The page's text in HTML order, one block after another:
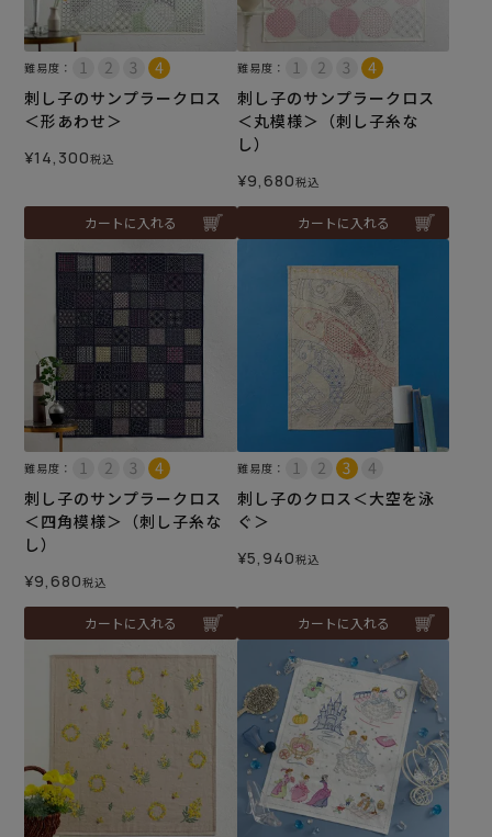
難易度：
刺し子のサンプラークロス
＜形あわせ＞
¥14,300税込
カートに入れる
難易度：
刺し子のサンプラークロス
＜丸模様＞（刺し子糸な
し）
¥9,680税込
カートに入れる
難易度：
刺し子のサンプラークロス
＜四角模様＞（刺し子糸な
し）
¥9,680税込
カートに入れる
難易度：
刺し子のクロス＜大空を泳
ぐ＞
¥5,940税込
カートに入れる